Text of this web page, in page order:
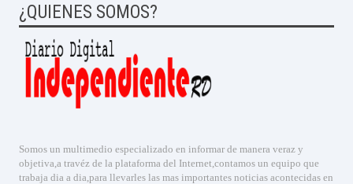
¿QUIENES SOMOS?
Somos un multimedio especializado en informar de manera veraz y
objetiva,a travéz de la plataforma del Internet,contamos un equipo que
trabaja dia a dia,para llevarles las mas importantes noticias acontecidas en